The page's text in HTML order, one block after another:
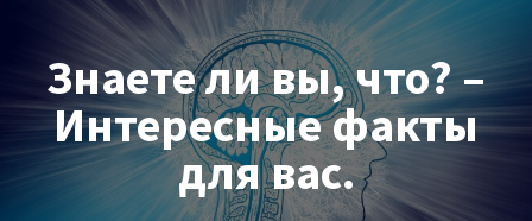
contentЗнаете ли вы, что? –
Интересные факты
для вас.